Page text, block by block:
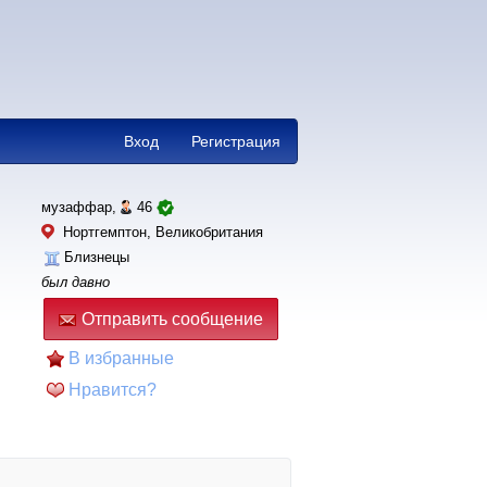
Регистрация
Вход
музаффар,
46
Нортгемптон, Великобритания
Близнецы
был давно
Отправить сообщение
В избранные
Нравится?